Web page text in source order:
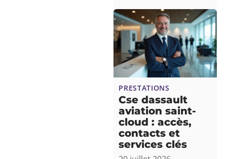
PRESTATIONS
Cse dassault
aviation saint-
cloud : accès,
contacts et
services clés